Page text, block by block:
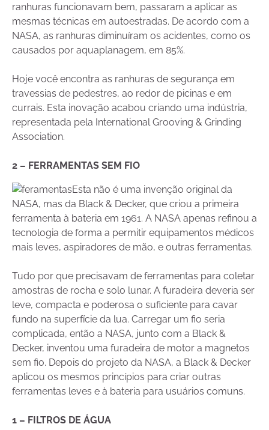
ranhuras funcionavam bem, passaram a aplicar as
mesmas técnicas em autoestradas. De acordo com a
NASA, as ranhuras diminuíram os acidentes, como os
causados por aquaplanagem, em 85%.
Hoje você encontra as ranhuras de segurança em
travessias de pedestres, ao redor de picinas e em
currais. Esta inovação acabou criando uma indústria,
representada pela International Grooving & Grinding
Association.
2 – FERRAMENTAS SEM FIO
Esta não é uma invenção original da
NASA, mas da Black & Decker, que criou a primeira
ferramenta à bateria em 1961. A NASA apenas refinou a
tecnologia de forma a permitir equipamentos médicos
mais leves, aspiradores de mão, e outras ferramentas.
Tudo por que precisavam de ferramentas para coletar
amostras de rocha e solo lunar. A furadeira deveria ser
leve, compacta e poderosa o suficiente para cavar
fundo na superfície da lua. Carregar um fio seria
complicada, então a NASA, junto com a Black &
Decker, inventou uma furadeira de motor a magnetos
sem fio. Depois do projeto da NASA, a Black & Decker
aplicou os mesmos princípios para criar outras
ferramentas leves e à bateria para usuários comuns.
1 – FILTROS DE ÁGUA